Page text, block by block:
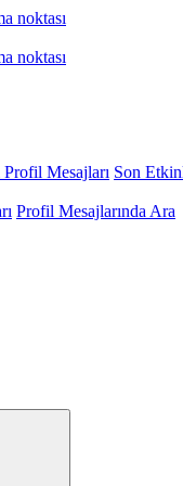
Mesajları Son
Profil Mesajlarında Ara